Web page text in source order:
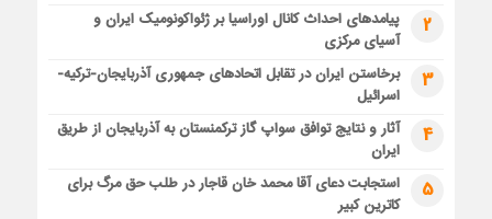
2
پیامدهای احداث کانال اوراسیا بر ژئواکونومیک ایران و
آسیای مرکزی
3
برخاستن ایران در تقابل اتحادهای جمهوری آذربایجان-ترکیه-
اسرائیل
4
آثار و نتایج توافق سواپ گاز ترکمنستان به آذربایجان از طریق
ایران
5
استجابت دعای آقا محمد خان قاجار در طلب حق مرگ برای
کاترین کبیر